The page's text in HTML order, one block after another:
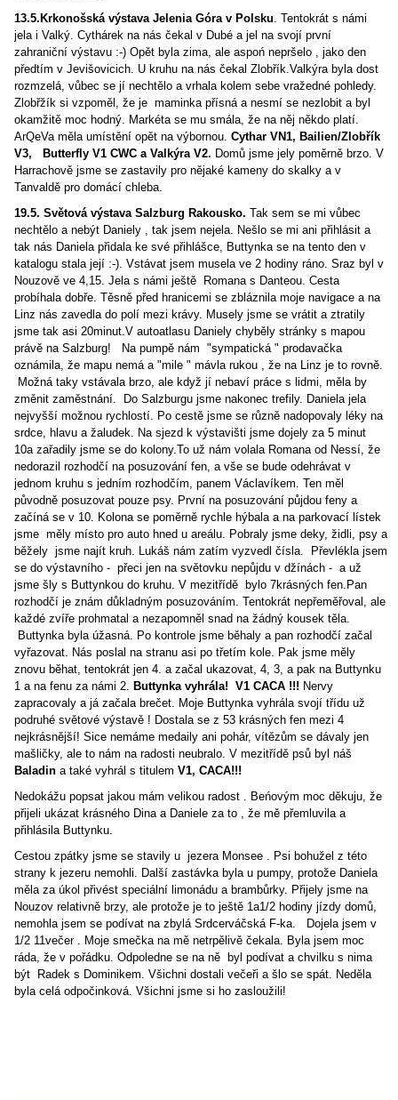
13.5.Krkonošská výstava Jelenia Góra v Polsku. Tentokrát s námi
jela i Valký. Cythárek na nás čekal v Dubé a jel na svojí první
zahraniční výstavu :-) Opět byla zima, ale aspoń nepršelo , jako den
předtím v Jevišovicich. U kruhu na nás čekal Zlobřík.Valkýra byla dost
rozmzelá, vůbec se jí nechtělo a vrhala kolem sebe vražedné pohledy.
Zlobřžík si vzpoměl, že je maminka přísná a nesmí se nezlobit a byl
okamžitě moc hodný. Markéta se mu smála, že na něj někdo platí.
ArQeVa měla umístění opět na výbornou. Cythar VN1, Bailien/Zlobřík
V3, Butterfly V1 CWC a Valkýra V2. Domů jsme jely poměrně brzo. V
Harrachově jsme se zastavily pro nějaké kameny do skalky a v
Tanvaldě pro domácí chleba.
19.5. Světová výstava Salzburg Rakousko. Tak sem se mi vůbec
nechtělo a nebýt Daniely , tak jsem nejela. Nešlo se mi ani přihlásit a
tak nás Daniela přidala ke své přihlášce, Buttynka se na tento den v
katalogu stala její :-). Vstávat jsem musela ve 2 hodiny ráno. Sraz byl v
Nouzově ve 4,15. Jela s námi ještě Romana s Danteou. Cesta
probíhala dobře. Těsně před hranicemi se zbláznila moje navigace a na
Linz nás zavedla do polí mezi krávy. Musely jsme se vrátit a ztratily
jsme tak asi 20minut.V autoatlasu Daniely chyběly stránky s mapou
právě na Salzburg! Na pumpě nám "sympatická " prodavačka
oznámila, že mapu nemá a "mile " mávla rukou , že na Linz je to rovně.
Možná taky vstávala brzo, ale když jí nebaví práce s lidmi, měla by
změnit zaměstnání. Do Salzburgu jsme nakonec trefily. Daniela jela
nejvyšší možnou rychlostí. Po cestě jsme se různě nadopovaly léky na
srdce, hlavu a žaludek. Na sjezd k výstavišti jsme dojely za 5 minut
10a zařadily jsme se do kolony.To už nám volala Romana od Nessí, že
nedorazil rozhodčí na posuzování fen, a vše se bude odehrávat v
jednom kruhu s jedním rozhodčím, panem Václavíkem. Ten měl
původně posuzovat pouze psy. První na posuzování půjdou feny a
začíná se v 10. Kolona se poměrně rychle hýbala a na parkovací lístek
jsme měly místo pro auto hned u areálu. Pobraly jsme deky, židli, psy a
běžely jsme najít kruh. Lukáš nám zatím vyzvedl čísla. Převlékla jsem
se do výstavního - přeci jen na světovku nepůjdu v džínách - a už
jsme šly s Buttynkou do kruhu. V mezitřídě bylo 7krásných fen.Pan
rozhodčí je znám důkladným posuzováním. Tentokrát nepřeměřoval, ale
každé zvíře prohmatal a nezapomněl snad na žádný kousek těla.
Buttynka byla úžasná. Po kontrole jsme běhaly a pan rozhodčí začal
vyřazovat. Nás poslal na stranu asi po třetím kole. Pak jsme měly
znovu běhat, tentokrát jen 4. a začal ukazovat, 4, 3, a pak na Buttynku
1 a na fenu za námi 2. Buttynka vyhrála! V1 CACA !!! Nervy
zapracovaly a já začala brečet. Moje Buttynka vyhrála svojí třídu už
podruhé světové výstavě ! Dostala se z 53 krásných fen mezi 4
nejkrásnější! Sice nemáme medaily ani pohár, vítězům se dávaly jen
mašličky, ale to nám na radosti neubralo. V mezitřídě psů byl náš
Baladin a také vyhrál s titulem V1, CACA!!!
Nedokážu popsat jakou mám velikou radost . Beńovým moc děkuju, že
přijeli ukázat krásného Dina a Daniele za to , že mě přemluvila a
přihlásila Buttynku.
Cestou zpátky jsme se stavily u jezera Monsee . Psi bohužel z této
strany k jezeru nemohli. Další zastávka byla u pumpy, protože Daniela
měla za úkol přivést speciální limonádu a brambůrky. Přijely jsme na
Nouzov relativně brzy, ale protože je to ještě 1a1/2 hodiny jízdy domů,
nemohla jsem se podívat na zbylá Srdcerváčská F-ka. Dojela jsem v
1/2 11večer . Moje smečka na mě netrpělivě čekala. Byla jsem moc
ráda, že v pořádku. Odpoledne se na ně byl podívat a chvilku s nima
být Radek s Dominikem. Všichni dostali večeři a šlo se spát. Neděla
byla celá odpočinková. Všichni jsme si ho zasloužili!